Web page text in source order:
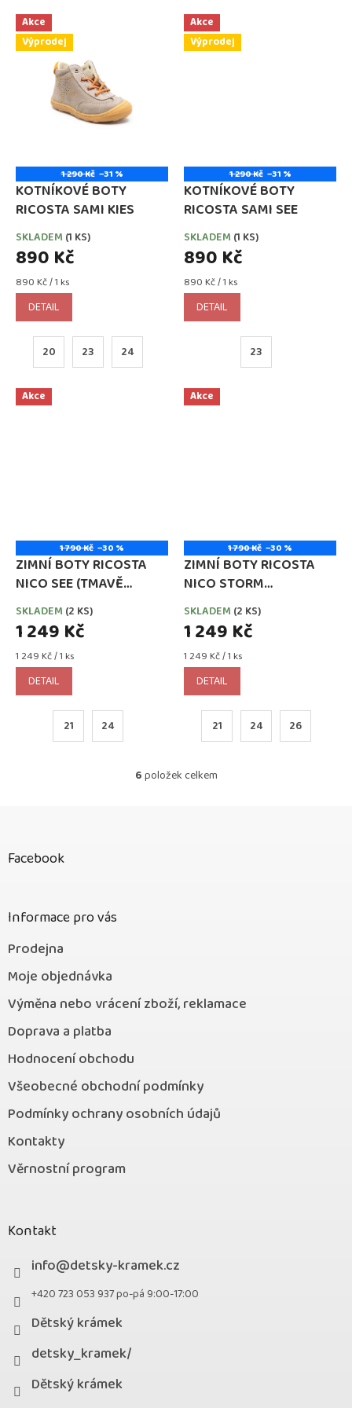
Akce
Výprodej
1 290 Kč –31 %
KOTNÍKOVÉ BOTY
RICOSTA SAMI KIES
SKLADEM (1 KS)
890 Kč
Měrná
cena:
890 Kč / 1 ks
DETAIL
20 23 24
Akce
Výprodej
1 290 Kč –31 %
KOTNÍKOVÉ BOTY
RICOSTA SAMI SEE
SKLADEM (1 KS)
890 Kč
Měrná
cena:
890 Kč / 1 ks
DETAIL
23
Akce
1 790 Kč –30 %
ZIMNÍ BOTY RICOSTA
NICO SEE (TMAVĚ
MODRÉ)
SKLADEM (2 KS)
1 249 Kč
Měrná
cena:
1 249 Kč / 1 ks
DETAIL
21 24
Akce
1 790 Kč –30 %
ZIMNÍ BOTY RICOSTA
NICO STORM
(PETROLEJOVÉ)
SKLADEM (2 KS)
1 249 Kč
Měrná
cena:
1 249 Kč / 1 ks
DETAIL
21 24 26
O
p
6položek celkem
Facebook
Informace pro vás
Prodejna
Moje objednávka
Výměna nebo vrácení zboží, reklamace
Doprava a platba
Hodnocení obchodu
Všeobecné obchodní podmínky
Podmínky ochrany osobních údajů
Kontakty
Věrnostní program
Kontakt
info@detsky-kramek.cz
+420 723 053 937 po-pá 9:00-17:00
Dětský krámek
detsky_kramek/
Dětský krámek